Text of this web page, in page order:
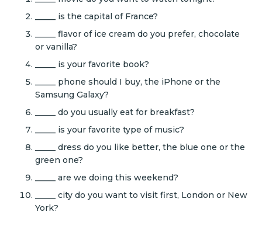
_____ is the capital of France?
_____ flavor of ice cream do you prefer, chocolate
or vanilla?
_____ is your favorite book?
_____ phone should I buy, the iPhone or the
Samsung Galaxy?
_____ do you usually eat for breakfast?
_____ is your favorite type of music?
_____ dress do you like better, the blue one or the
green one?
_____ are we doing this weekend?
_____ city do you want to visit first, London or New
York?